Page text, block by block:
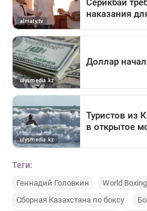
Теги:
Геннадий Головкин
World Boxing
Сборная Казахстана по боксу